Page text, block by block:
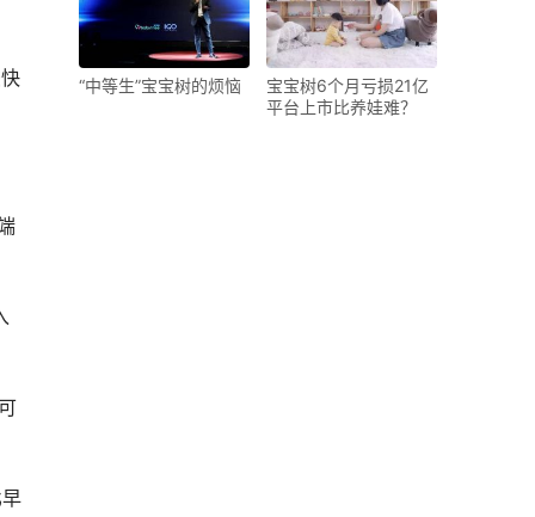
“中等生”宝宝树的烦恼
宝宝树6个月亏损21亿
平台上市比养娃难？